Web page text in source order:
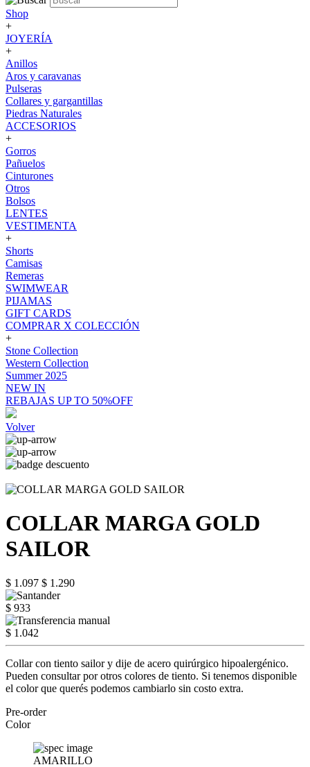
Shop
+
JOYERÍA
+
Anillos
Aros y caravanas
Pulseras
Collares y gargantillas
Piedras Naturales
ACCESORIOS
+
Gorros
Pañuelos
Cinturones
Otros
Bolsos
LENTES
VESTIMENTA
+
Shorts
Camisas
Remeras
SWIMWEAR
PIJAMAS
GIFT CARDS
COMPRAR X COLECCIÓN
+
Stone Collection
Western Collection
Summer 2025
NEW IN
REBAJAS UP TO 50%OFF
Volver
COLLAR MARGA GOLD
SAILOR
$ 1.097 $ 1.290
$ 933
$ 1.042
Collar con tiento sailor y dije de acero quirúrgico hipoalergénico.
Pueden consultar por otros colores de tiento. Si tenemos disponible
el color que querés podemos cambiarlo sin costo extra.
Pre-order
Color
AMARILLO